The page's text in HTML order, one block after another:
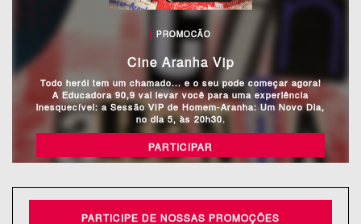
| PROMOCÃO
Cine Aranha Vip
Todo herói tem um chamado... e o seu pode começar agora!
A Educadora 90,9 vai levar você para uma experiência
inesquecível: a Sessão VIP de Homem-Aranha: Um Novo Dia,
no dia 5, às 20h30.
PARTICIPAR
PARTICIPE DE NOSSAS PROMOÇÕES